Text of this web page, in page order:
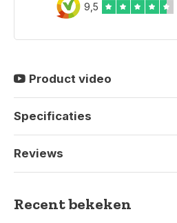
9,5
Product video
Specificaties
Reviews
Recent bekeken